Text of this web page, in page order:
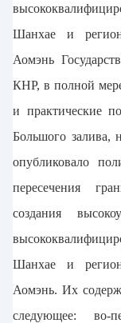
Шанхае и
Аомэнь
КНР, в полной
и практические
Большого залива,
опубликовало
пересечения
создания
Шанхае и
Аомэнь. Их
следующее: во-